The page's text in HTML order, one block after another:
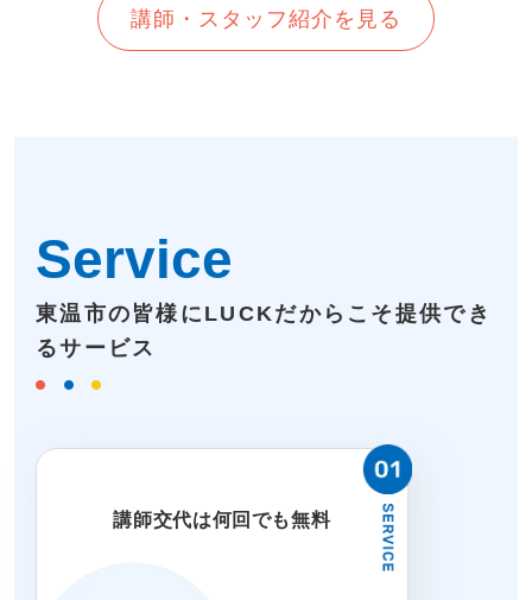
講師・スタッフ紹介を見る
Service
東温市の皆様にLUCKだからこそ提供でき
るサービス
講師交代は何回でも無料